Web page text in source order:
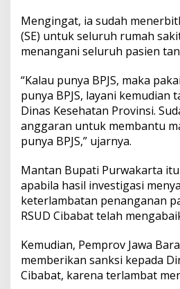
a
n
g
a
i
P
a
s
i
e
Mengingat, ia sudah
(SE) untuk seluruh rumah
menangani seluruh pasien
“Kalau punya BPJS, maka
punya BPJS, layani kemudian
Dinas Kesehatan Provinsi.
anggaran untuk membantu
punya BPJS,” ujarnya.
Mantan Bupati Purwakarta
apabila hasil investigasi
keterlambatan penanganan
RSUD Cibabat telah
Kemudian, Pemprov Jawa
memberikan sanksi kepada
Cibabat, karena terlambat